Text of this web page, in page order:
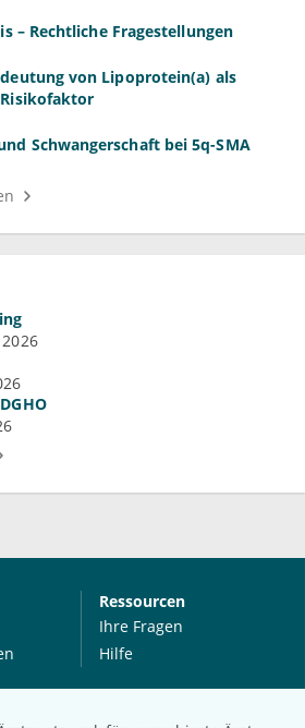
– Rechtliche Fragestellungen
von Lipoprotein(a) als
Schwangerschaft bei 5q-SMA
Ressourcen
Ihre Fragen
Hilfe